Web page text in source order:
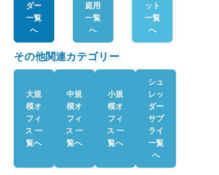
ダー
一覧
へ
庭用
一覧
へ
ット
一覧
へ
その他関連カテゴリー
大規
模オ
フィ
ス 一
覧へ
中規
模オ
フィ
ス 一
覧へ
小規
模オ
フィ
ス 一
覧へ
シュ
レッ
ダー
サプ
ライ
一覧
へ